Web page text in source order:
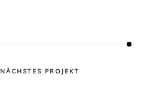
NÄCHSTES PROJEKT